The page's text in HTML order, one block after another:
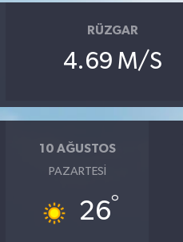
RÜZGAR
4.69 M/S
10 AĞUSTOS
PAZARTESI
26°